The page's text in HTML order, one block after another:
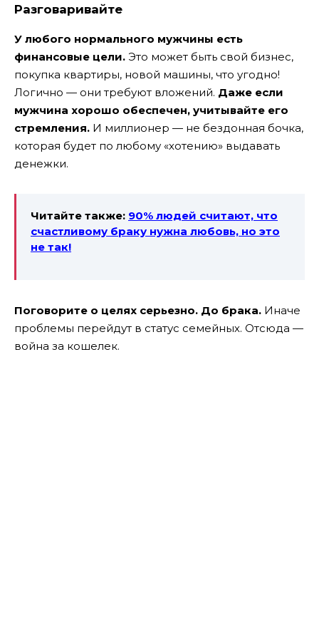
Разговаривайте
У любого нормального мужчины есть
финансовые цели. Это может быть свой бизнес,
покупка квартиры, новой машины, что угодно!
Логично — они требуют вложений. Даже если
мужчина хорошо обеспечен, учитывайте его
стремления. И миллионер — не бездонная бочка,
которая будет по любому «хотению» выдавать
денежки.
Читайте также: 90% людей считают, что
счастливому браку нужна любовь, но это
не так!
Поговорите о целях серьезно. До брака. Иначе
проблемы перейдут в статус семейных. Отсюда —
война за кошелек.